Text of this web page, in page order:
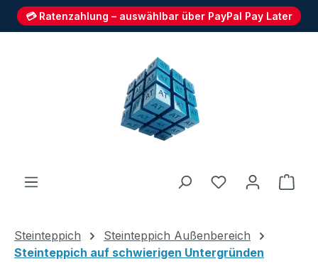
💳 Ratenzahlung – auswählbar über PayPal Pay Later
Du hast 0
Steinteppich
Steinteppich Außenbereich
Steinteppich auf schwierigen Untergründen